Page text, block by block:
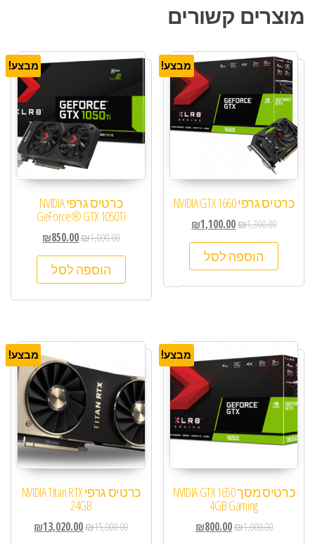
מוצרים קשורים
מבצע!
כרטיס גרפי NVIDIA GTX 1660
₪1,300.00
₪1,100.00
הוספה לסל
מבצע!
כרטיס גרפי NVIDIA
GeForce® GTX 1050Ti
₪1,000.00
₪850.00
הוספה לסל
מבצע!
כרטיס מסך NVIDIA GTX 1650
4GB Gaming
₪1,000.00
₪800.00
מבצע!
כרטיס גרפי NVIDIA Titan RTX
24GB
₪15,000.00
₪13,020.00